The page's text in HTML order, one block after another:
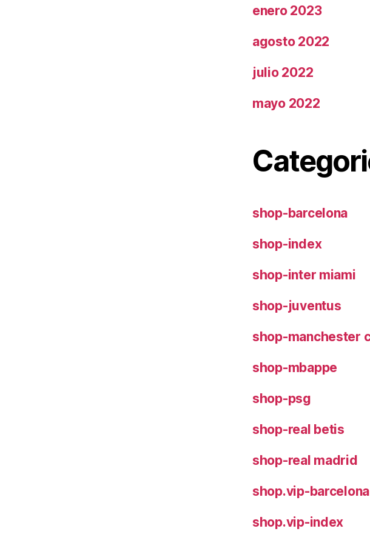
enero 2023
agosto 2022
julio 2022
mayo 2022
shop-barcelona
shop-index
shop-inter miami
shop-juventus
shop-manchester
shop-mbappe
shop-psg
shop-real betis
shop-real madrid
shop.vip-barcelona
shop.vip-index